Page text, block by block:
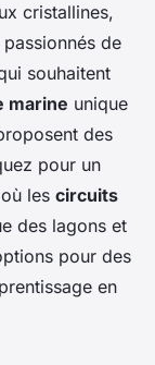
cristallines,
de
souhaitent
marine unique
des
pour un
les circuits
des lagons et
pour des
en